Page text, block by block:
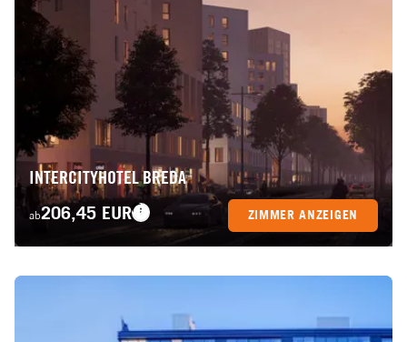
INTERCITYHOTEL BREDA
ab206,45 EUR ZIMMER ANZEIGEN